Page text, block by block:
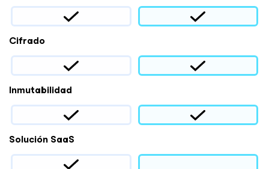
Cifrado
Inmutabilidad
Solución SaaS